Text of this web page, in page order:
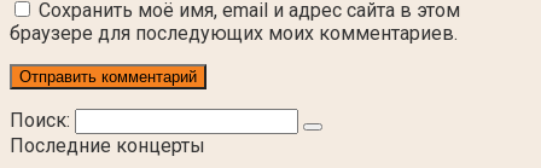
Сохранить моё имя, email и адрес сайта в этом
браузере для последующих моих комментариев.
Поиск:
Последние концерты